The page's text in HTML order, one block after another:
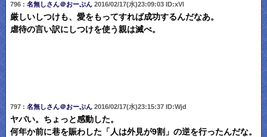
796 : 名無しさん＠おーぷん2016/02/17(水)23:09:03 ID:xVl
厳しいしつけも、愛をもってすれば成功するんだなあ。
虐待の言い訳にしつけを使う親は滅べ。
797 : 名無しさん＠おーぷん2016/02/17(水)23:15:37 ID:Wjd
ヤバい。ちょっと感動した。
何年か前に巷を賑わした「人は外見が9割」の逆を行ったんだな。